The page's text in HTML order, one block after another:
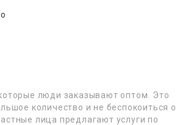
люди заказывают оптом. Это
количество и не беспокоиться о
лица предлагают услуги по